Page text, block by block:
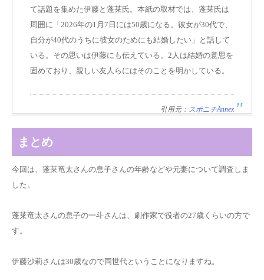
て話題を集めた伊藤と蓬莱氏。本紙の取材では、蓬莱氏は
周囲に「2026年の1月7日には50歳になる。彼女が30代で、
自分が40代のうちに彼女のためにも結婚したい 」と話して
いる。その思いは伊藤にも伝えている。2人は結婚の意思を
固めており、親しい友人らにはそのことを明かしている。
引用元： スポニチAnnex
まとめ
今回は、蓬莱竜太さんの息子さんの年齢などや元妻について調査しま
した。
蓬莱竜太さんの息子の一斗さんは、劇作家で役者の27歳くらいの方で
す。
伊藤沙莉さんは30歳なので同世代ということになりますね。